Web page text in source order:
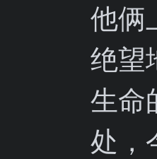
他俩
绝望
生命
处，